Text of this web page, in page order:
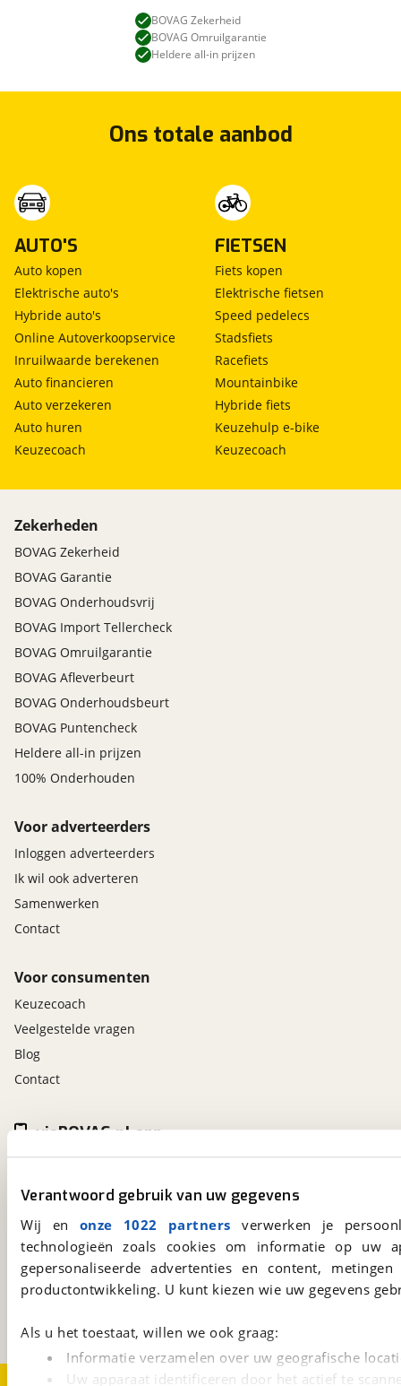
Verantwoord gebruik van uw gegevens
Wij en onze 1022 partners verwerken je
technologieën zoals cookies om informatie op
gepersonaliseerde advertenties en content,
productontwikkeling. U kunt kiezen wie uw gegevens
Als u het toestaat, willen we ook graag:
Informatie verzamelen over uw geografische
Uw apparaat identificeren door het actief te
BOVAG Zekerheid
BOVAG Omruilgarantie
Heldere all-in prijzen
Ons totale aanbod
AUTO'S
Auto kopen
Elektrische auto's
Hybride auto's
Online Autoverkoopservice
Inruilwaarde berekenen
Auto financieren
Auto verzekeren
Auto huren
Keuzecoach
FIETSEN
Fiets kopen
Elektrische fietsen
Speed pedelecs
Stadsfiets
Racefiets
Mountainbike
Hybride fiets
Keuzehulp e-bike
Keuzecoach
Zekerheden
BOVAG Zekerheid
BOVAG Garantie
BOVAG Onderhoudsvrij
BOVAG Import Tellercheck
BOVAG Omruilgarantie
BOVAG Afleverbeurt
BOVAG Onderhoudsbeurt
BOVAG Puntencheck
Heldere all-in prijzen
100% Onderhouden
Voor adverteerders
Inloggen adverteerders
Ik wil ook adverteren
Samenwerken
Contact
Voor consumenten
Keuzecoach
Veelgestelde vragen
Blog
Contact
viaBOVAG.nl
Kosterijland
15
3981 AJBunnik
viaBOVAG.nl app
Altijd het meest recente aanbod bij de hand.